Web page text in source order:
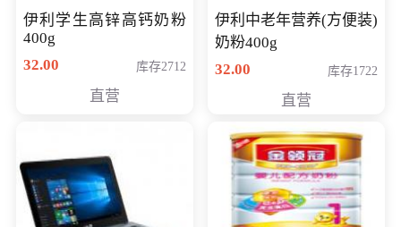
伊利学生高锌高钙奶粉
400g
32.00
库存2712
直营
伊利中老年营养(方便装)
奶粉400g
32.00
库存1722
直营